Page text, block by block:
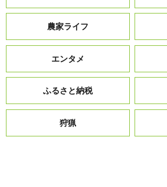
農家ライフ
エンタメ
ふるさと納税
狩猟